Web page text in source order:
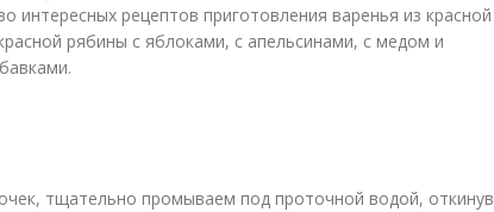
интересных рецептов приготовления варенья из красной
рябины с яблоками, с апельсинами, с медом и
тщательно промываем под проточной водой, откинув